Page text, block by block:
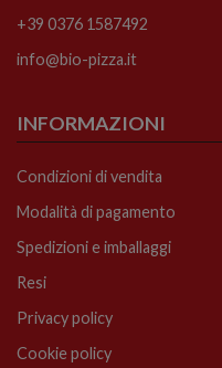
+39 0376 1587492
info@bio-pizza.it
INFORMAZIONI
Condizioni di vendita
Modalità di pagamento
Spedizioni e imballaggi
Resi
Privacy policy
Cookie policy